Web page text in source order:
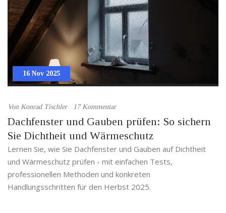
16 Nov 2025
Von Konrad Tischler 17 Kommentar
Dachfenster und Gauben prüfen: So sichern
Sie Dichtheit und Wärmeschutz
Lernen Sie, wie Sie Dachfenster und Gauben auf Dichtheit
und Wärmeschutz prüfen - mit einfachen Tests,
professionellen Methoden und konkreten
Handlungsschritten für den Herbst 2025.